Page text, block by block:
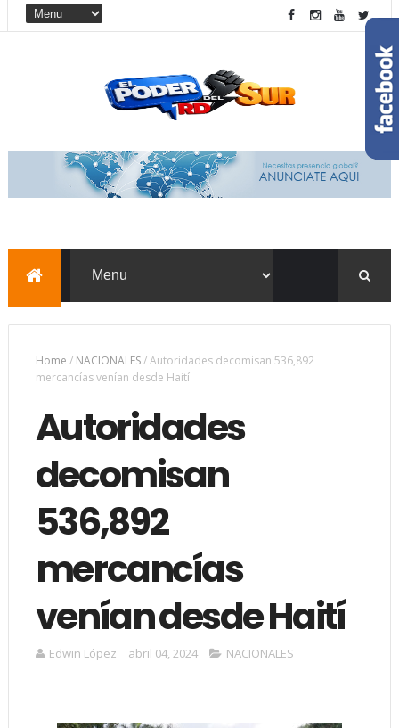
Home / NACIONALES/Autoridades decomisan 536,892
mercancías venían desde Haití
Autoridades
decomisan
536,892
mercancías
venían desde Haití
Edwin López abril 04, 2024 NACIONALES